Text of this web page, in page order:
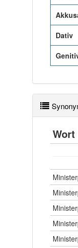
Dativ
Wort